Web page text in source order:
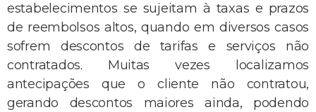
estabelecimentos se sujeitam à taxas e prazos
de reembolsos altos, quando em diversos casos
sofrem descontos de tarifas e serviços não
contratados. Muitas vezes localizamos
antecipações que o cliente não contratou,
gerando descontos maiores ainda, podendo